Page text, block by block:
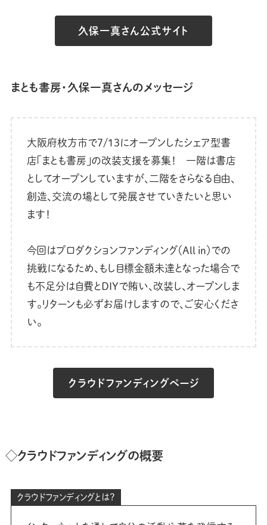
久保一真さん公式サイト
まとも書房・久保一真さんのメッセージ
大阪府枚方市で7/13にオープンしたシェア型書
店「まとも書房」の改装支援を募集！ 一階は書店
としてオープンしていますが、二階をさらなる自由、
創造、交流の場として発展させていきたいと思い
ます！
今回はプロダクションファンディング（All in）での
挑戦になるため、もし目標金額未達となった場合で
も不足分は自費とDIYで賄い、改装し、オープンしま
す。リターンも必ずお届けしますので、ご安心くださ
い。
クラウドファンディングページ
◇クラウドファンディングの概要
クラウドファンディングとは？